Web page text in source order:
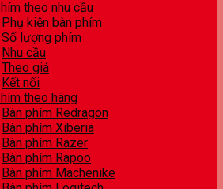
theo nhu cầu
Phụ kiện bàn phím
Số lượng phím
Nhu cầu
Theo giá
Kết nối
theo hãng
Bàn phím Redragon
Bàn phím Xiberia
Bàn phím Razer
Bàn phím Rapoo
Bàn phím Machenike